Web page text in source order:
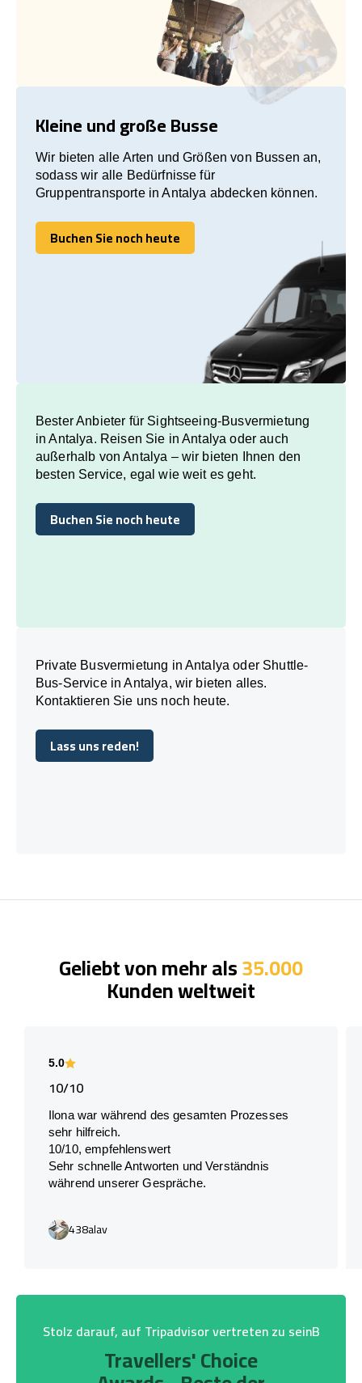
Kleine und große Busse
Wir bieten alle Arten und Größen von Bussen an,
sodass wir alle Bedürfnisse für
Gruppentransporte in Antalya abdecken können.
Buchen Sie noch heute
Buchen Sie noch heute
Bester Anbieter für Sightseeing-Busvermietung
in Antalya. Reisen Sie in Antalya oder auch
außerhalb von Antalya – wir bieten Ihnen den
besten Service, egal wie weit es geht.
Buchen Sie noch heute
Buchen Sie noch heute
Private Busvermietung in Antalya oder Shuttle-
Bus-Service in Antalya, wir bieten alles.
Kontaktieren Sie uns noch heute.
Lass uns reden!
Lass uns reden!
Geliebt von mehr als35.000
Kunden weltweit
5.0
10/10
Ilona war während des gesamten Prozesses
sehr hilfreich.
10/10, empfehlenswert
Sehr schnelle Antworten und Verständnis
während unserer Gespräche.
438alav
Stolz darauf, auf Tripadvisor vertreten zu seinB
Travellers' Choice